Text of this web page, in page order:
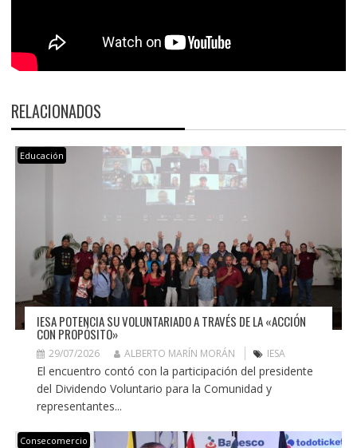
RELACIONADOS
Educación
IESA POTENCIA SU VOLUNTARIADO A TRAVÉS DE LA «ACCIÓN
CON PROPÓSITO»
29/07/2026 ALBERTO MARÍN MORÁN IESA
El encuentro contó con la participación del presidente
del Dividendo Voluntario para la Comunidad y
representantes...
Consecomercio